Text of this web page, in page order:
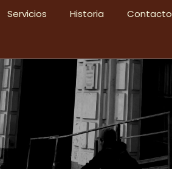
Servicios Historia Contacto